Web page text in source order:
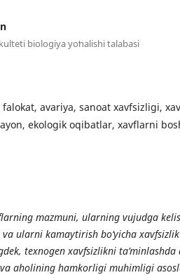
biologiya yoʻnalishi talabasi
avariya, sanoat xavfsizligi,
ekologik oqibatlar, xavflarni
mazmuni, ularning vujudga
ularni kamaytirish bo‘yicha
texnogen xavfsizlikni ta’minlashda
aholining hamkorligi muhimligi